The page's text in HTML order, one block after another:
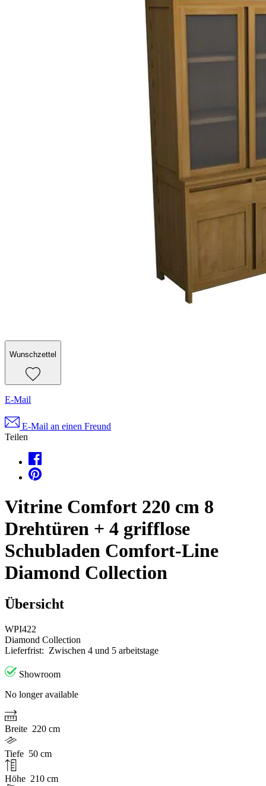
Wunschzettel
E-Mail
E-Mail an einen Freund
Teilen
Vitrine Comfort 220 cm 8
Drehtüren + 4 grifflose
Schubladen Comfort-Line
Diamond Collection
Übersicht
WPI422
Diamond Collection
Lieferfrist: Zwischen 4 und 5 arbeitstage
Showroom
No longer available
Breite 220 cm
Tiefe 50 cm
Höhe 210 cm